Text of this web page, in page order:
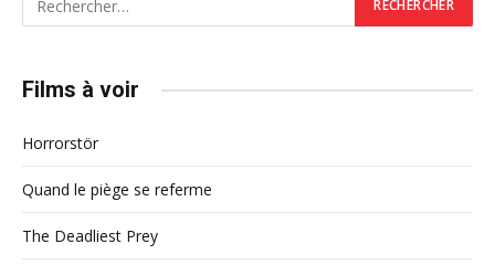
Films à voir
Horrorstör
Quand le piège se referme
The Deadliest Prey